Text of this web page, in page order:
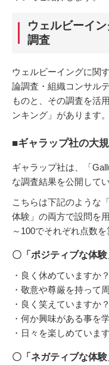
ウェルビーイ
調査
ウェルビーイングに関
論調査・組織コンサル
ものと、その調査を活
ンキング」があります。
■ギャラップ社の大
ギャラップ社は、「
な調査結果を公開してい
こちらは下記のような
体験」の両方で設問を
～100でそれぞれ点数を
〇「ポジティブな体
・良く休めていますか？
・敬意や尊厳を持って
・良く笑えていますか？
・何か興味がある事を
・日々を楽しめていま
〇「ネガティブな体